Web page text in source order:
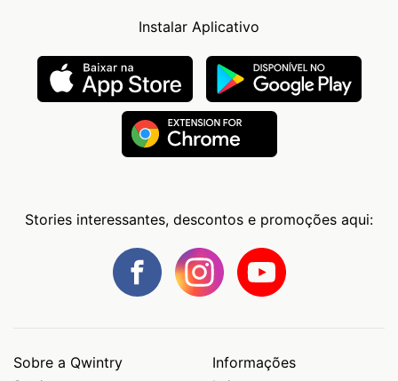
Instalar Aplicativo
Stories interessantes, descontos e promoções aqui:
Sobre a Qwintry Informações